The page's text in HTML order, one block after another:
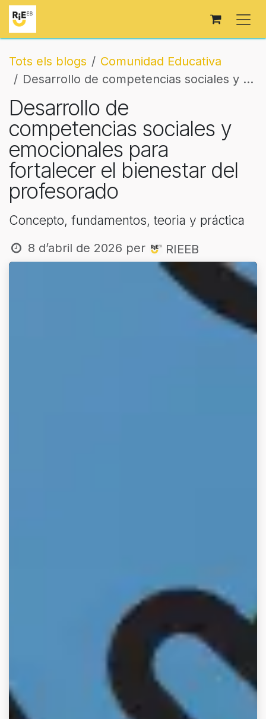
Skip to Content
Tots els blogs
Comunidad Educativa
Desarrollo de competencias sociales y emocionales para fortalecer el bienestar del profesorado
Desarrollo de
competencias sociales y
emocionales para
fortalecer el bienestar del
profesorado
Concepto, fundamentos, teoria y práctica
8 d’abril de 2026 per RIEEB